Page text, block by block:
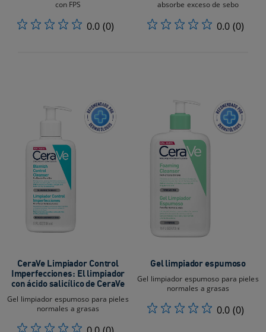
con FPS
0.0 (0)
absorbe exceso de sebo
0.0 (0)
CeraVe Limpiador Control
Imperfecciones: El limpiador
con ácido salicílico de CeraVe
Gel limpiador espumoso para pieles
normales a grasas
Gel limpiador espumoso
Gel limpiador espumoso para pieles
normales a grasas
0.0 (0)